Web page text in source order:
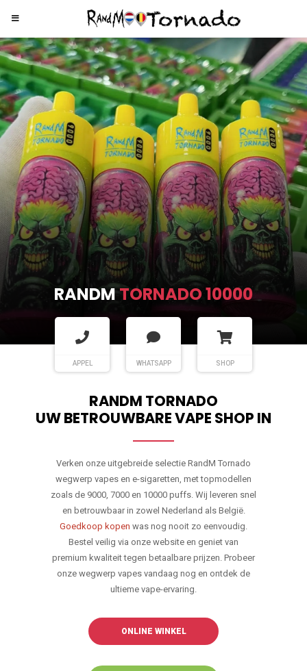
RANDMTORNADO 9000
APPEL WHATSAPP SHOP
RANDM TORNADO
UW BETROUWBARE VAPE SHOP IN
Verken onze uitgebreide selectie RandM Tornado
wegwerp vapes en e-sigaretten, met topmodellen
zoals de 9000, 7000 en 10000 puffs. Wij leveren snel
en betrouwbaar in zowel Nederland als België.
Goedkoop kopen was nog nooit zo eenvoudig.
Bestel veilig via onze website en geniet van
premium kwaliteit tegen betaalbare prijzen. Probeer
onze wegwerp vapes vandaag nog en ontdek de
ultieme vape-ervaring.
ONLINE WINKEL